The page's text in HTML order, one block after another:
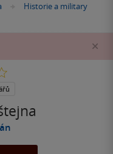
»Historie a military